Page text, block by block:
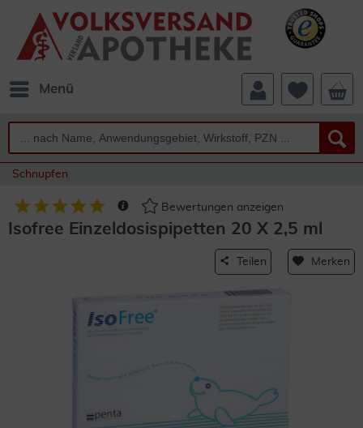
Menü
Schnupfen
Bewertungen anzeigen
Isofree Einzeldosispipetten 20 X 2,5 ml
Teilen Merken